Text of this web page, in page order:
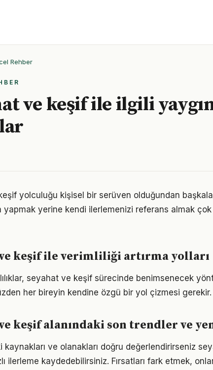
Rehber
ve keşif ile ilgili
yolculuğu kişisel bir serüven olduğundan
yapmak yerine kendi ilerlemenizi referans almak çok
keşif ile verimliliği artırma yolları
seyahat ve keşif sürecinde benimsenecek
her bireyin kendine özgü bir yol çizmesi gerekir.
keşif alanındaki son trendler ve
kaynakları ve olanakları doğru değerlendirirseniz
ilerleme kaydedebilirsiniz. Fırsatları fark etmek,